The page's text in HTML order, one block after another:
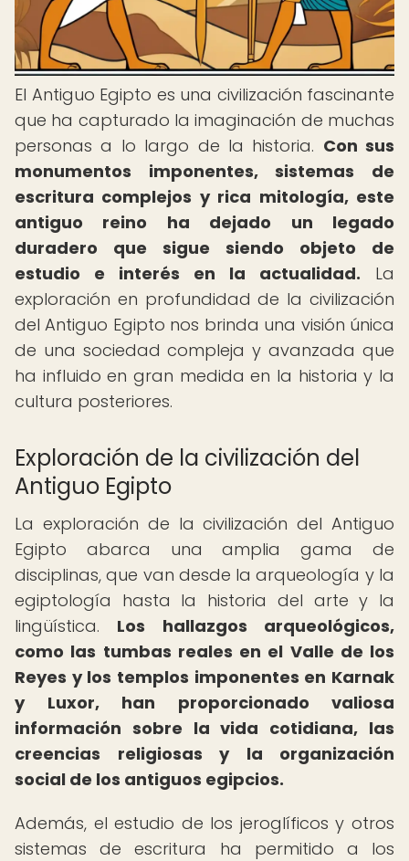
El Antiguo Egipto es una civilización fascinante
que ha capturado la imaginación de muchas
personas a lo largo de la historia. Con sus
monumentos imponentes, sistemas de
escritura complejos y rica mitología, este
antiguo reino ha dejado un legado
duradero que sigue siendo objeto de
estudio e interés en la actualidad. La
exploración en profundidad de la civilización
del Antiguo Egipto nos brinda una visión única
de una sociedad compleja y avanzada que
ha influido en gran medida en la historia y la
cultura posteriores.
Exploración de la civilización del
Antiguo Egipto
La exploración de la civilización del Antiguo
Egipto abarca una amplia gama de
disciplinas, que van desde la arqueología y la
egiptología hasta la historia del arte y la
lingüística. Los hallazgos arqueológicos,
como las tumbas reales en el Valle de los
Reyes y los templos imponentes en Karnak
y Luxor, han proporcionado valiosa
información sobre la vida cotidiana, las
creencias religiosas y la organización
social de los antiguos egipcios.
Además, el estudio de los jeroglíficos y otros
sistemas de escritura ha permitido a los